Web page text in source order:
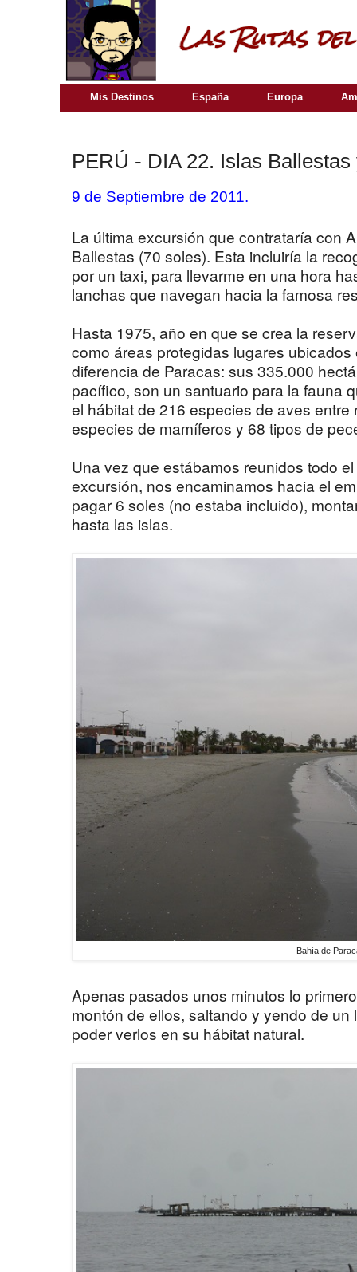
Mis Destinos España Europa
PERÚ - DIA 22. Islas
9 de Septiembre de 2011.
La última excursión que contrataría con
Ballestas (70 soles). Esta incluiría la
por un taxi, para llevarme en una hora
lanchas que navegan hacia la famosa
Hasta 1975, año en que se crea la
como áreas protegidas lugares
diferencia de Paracas: sus 335.000
pacífico, son un santuario para la fauna
el hábitat de 216 especies de aves
especies de mamíferos y 68 tipos de
Una vez que estábamos reunidos todo
excursión, nos encaminamos hacia el
pagar 6 soles (no estaba incluido),
hasta las islas.
Bahía de
Apenas pasados unos minutos lo
montón de ellos, saltando y yendo de
poder verlos en su hábitat natural.